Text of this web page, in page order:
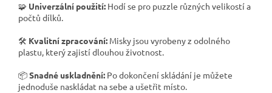
🧩 Univerzální použití: Hodí se pro puzzle různých velikostí a
počtů dílků.
🛠️ Kvalitní zpracování: Misky jsou vyrobeny z odolného
plastu, který zajistí dlouhou životnost.
📦Snadné uskladnění: Po dokončení skládání je můžete
jednoduše naskládat na sebe a ušetřit místo.